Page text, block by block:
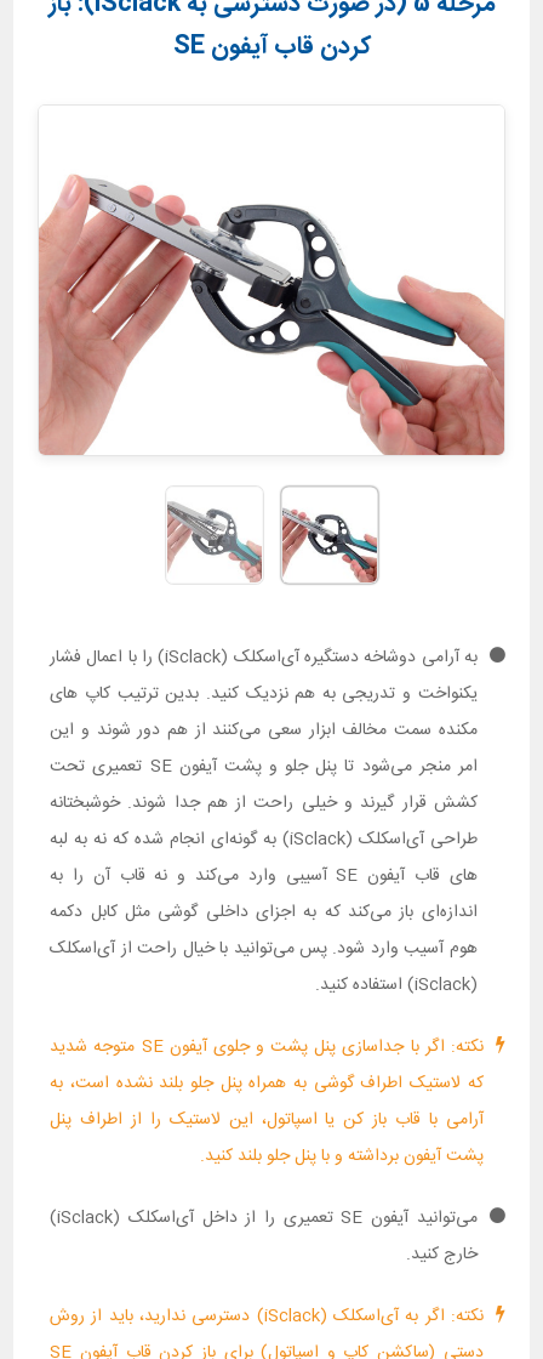
کردن قاب آیفون SE
به آرامی دوشاخه دستگیره آی‌اسکلک (iSclack) را با اعمال فشار
یکنواخت و تدریجی به هم نزدیک کنید. بدین ترتیب کاپ های
مکنده سمت مخالف ابزار سعی می‌کنند از هم دور شوند و این
امر منجر می‌شود تا پنل جلو و پشت آیفون SE تعمیری تحت
کشش قرار گیرند و خیلی راحت از هم جدا شوند. خوشبختانه
طراحی آی‌اسکلک (iSclack) به گونه‌ای انجام شده که نه به لبه
های قاب آیفون SE آسیبی وارد می‌کند و نه قاب آن را به
اندازه‌ای باز می‌کند که به اجزای داخلی گوشی مثل کابل دکمه
هوم آسیب وارد شود. پس می‌توانید با خیال راحت از آی‌اسکلک
(iSclack) استفاده کنید.
نکته: اگر با جداسازی پنل پشت و جلوی آیفون SE متوجه شدید
که لاستیک اطراف گوشی به همراه پنل جلو بلند نشده است، به
آرامی با قاب باز کن یا اسپاتول، این لاستیک را از اطراف پنل
پشت آیفون برداشته و با پنل جلو بلند کنید.
می‌توانید آیفون SE تعمیری را از داخل آی‌اسکلک (iSclack)
خارج کنید.
نکته: اگر به آی‌اسکلک (iSclack) دسترسی ندارید، باید از روش
دستی (ساکشن کاپ و اسپاتول) برای باز کردن قاب آیفون SE